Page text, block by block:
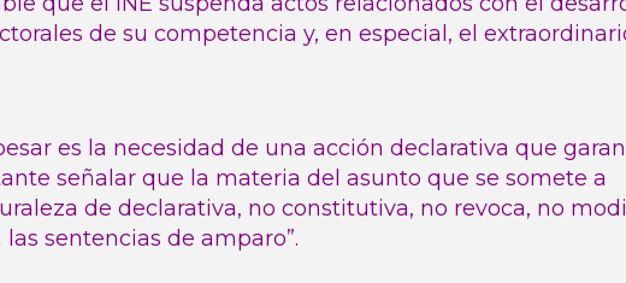
de su competencia y, en especial, el
es la necesidad de una acción declarativa que
señalar que la materia del asunto que se somete a
de declarativa, no constitutiva, no revoca, no
sentencias de amparo”.